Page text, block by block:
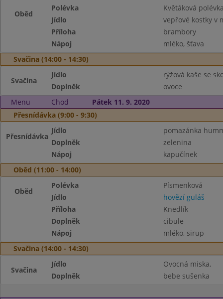
Oběd
Polévka
Květáková
Jídlo
vepřové kostky v
Příloha
brambory
Nápoj
mléko, šťava
Svačina (14:00 - 14:30)
Svačina
Jídlo
rýžová kaše se
Doplněk
ovoce
Menu
Chod
Pátek 11. 9. 2020
Přesnídávka (9:00 - 9:30)
Přesnídávka
Jídlo
pomazánka
Doplněk
zelenina
Nápoj
kapučínek
Oběd (11:00 - 14:00)
Oběd
Polévka
Písmenková
Jídlo
hovězí guláš
Příloha
Knedlík
Doplněk
cibule
Nápoj
mléko, sirup
Svačina (14:00 - 14:30)
Svačina
Jídlo
Ovocná miska,
Doplněk
bebe sušenka